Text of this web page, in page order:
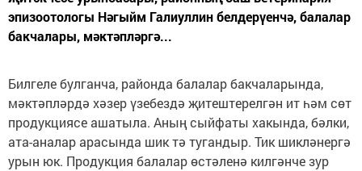
эпизоотологы Нәгыйм Галиуллин белдерүенчә, балалар
бакчалары, мәктәпләргә...
Билгеле булганча, районда балалар бакчаларында,
мәктәпләрдә хәзер үзебездә җитештерелгән ит һәм сөт
продукциясе ашатыла. Аның сыйфаты хакында, бәлки,
ата-аналар арасында шик тә тугандыр. Тик шикләнергә
урын юк. Продукция балалар өстәленә килгәнче зур